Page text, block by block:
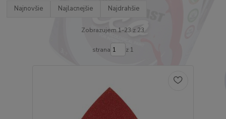
Najnovšie Najlacnejšie Najdrahšie
Zobrazujem 1-23 z 23
strana z 1